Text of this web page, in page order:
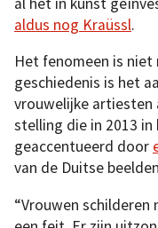
aldus nog Kraüssl.
Het fenomeen is niet
geschiedenis is het
vrouwelijke artiesten
stelling die in 2013 in
geaccentueerd door
van de Duitse
“Vrouwen